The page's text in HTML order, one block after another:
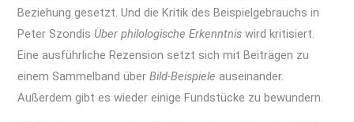
Beziehung gesetzt. Und die Kritik des Beispielgebrauchs in
Peter Szondis Über philologische Erkenntnis wird kritisiert.
Eine ausführliche Rezension setzt sich mit Beiträgen zu
einem Sammelband überBild-Beispiele auseinander.
Außerdem gibt es wieder einige Fundstücke zu bewundern.